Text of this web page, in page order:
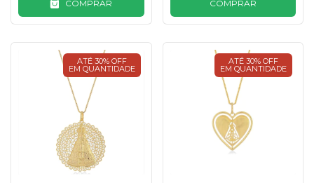
COMPRAR COMPRAR
ATÉ 30% OFF
EM QUANTIDADE
ATÉ 30% OFF
EM QUANTIDADE